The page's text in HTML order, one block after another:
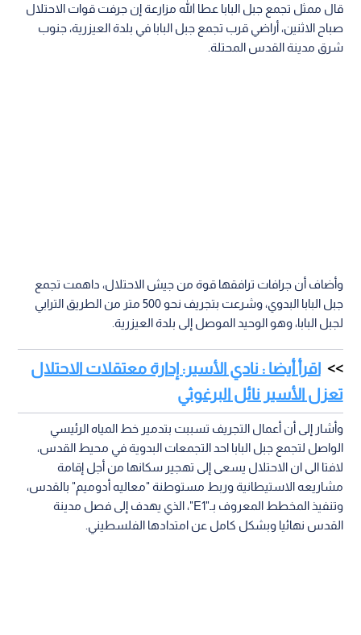
قال ممثل تجمع جبل البابا عطا الله مزارعة إن جرفت قوات الاحتلال
صباح الاثنين، أراضي قرب تجمع جبل البابا في بلدة العيزرية، جنوب
شرق مدينة القدس المحتلة.
وأضاف أن جرافات ترافقها قوة من جيش الاحتلال، داهمت تجمع
جبل البابا البدوي، وشرعت بتجريف نحو 500 متر من الطريق الترابي
لجبل البابا، وهو الوحيد الموصل إلى بلدة العيزرية.
اقرأ أيضا : نادي الأسير: إدارة معتقلات الاحتلال
تعزل الأسير نائل البرغوثي
وأشار إلى أن أعمال التجريف تسببت بتدمير خط المياه الرئيسي
الواصل لتجمع جبل البابا احد التجمعات البدوية في محيط القدس،
لافتا الى ان الاحتلال يسعى إلى تهجير سكانها من أجل إقامة
مشاريعه الاستيطانية وربط مستوطنة "معاليه أدوميم" بالقدس،
وتنفيذ المخطط المعروف بـ"E1"، الذي يهدف إلى فصل مدينة
القدس نهائيا وبشكل كامل عن امتدادها الفلسطيني.